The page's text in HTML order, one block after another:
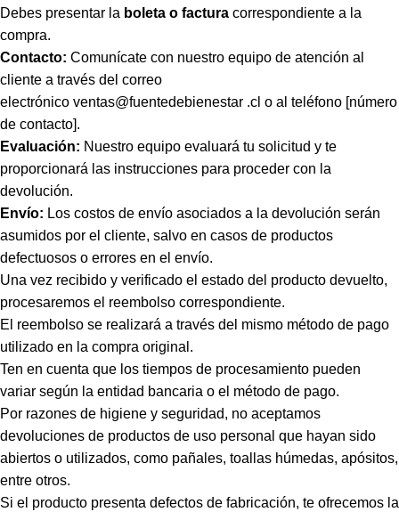
Debes presentar la boleta o factura correspondiente a la
compra.
Contacto: Comunícate con nuestro equipo de atención al
cliente a través del correo
electrónico ventas@fuentedebienestar .cl o al teléfono [número
de contacto].
Evaluación: Nuestro equipo evaluará tu solicitud y te
proporcionará las instrucciones para proceder con la
devolución.
Envío: Los costos de envío asociados a la devolución serán
asumidos por el cliente, salvo en casos de productos
defectuosos o errores en el envío.
Una vez recibido y verificado el estado del producto devuelto,
procesaremos el reembolso correspondiente.
El reembolso se realizará a través del mismo método de pago
utilizado en la compra original.
Ten en cuenta que los tiempos de procesamiento pueden
variar según la entidad bancaria o el método de pago.
Por razones de higiene y seguridad, no aceptamos
devoluciones de productos de uso personal que hayan sido
abiertos o utilizados, como pañales, toallas húmedas, apósitos,
entre otros.
Si el producto presenta defectos de fabricación, te ofrecemos la